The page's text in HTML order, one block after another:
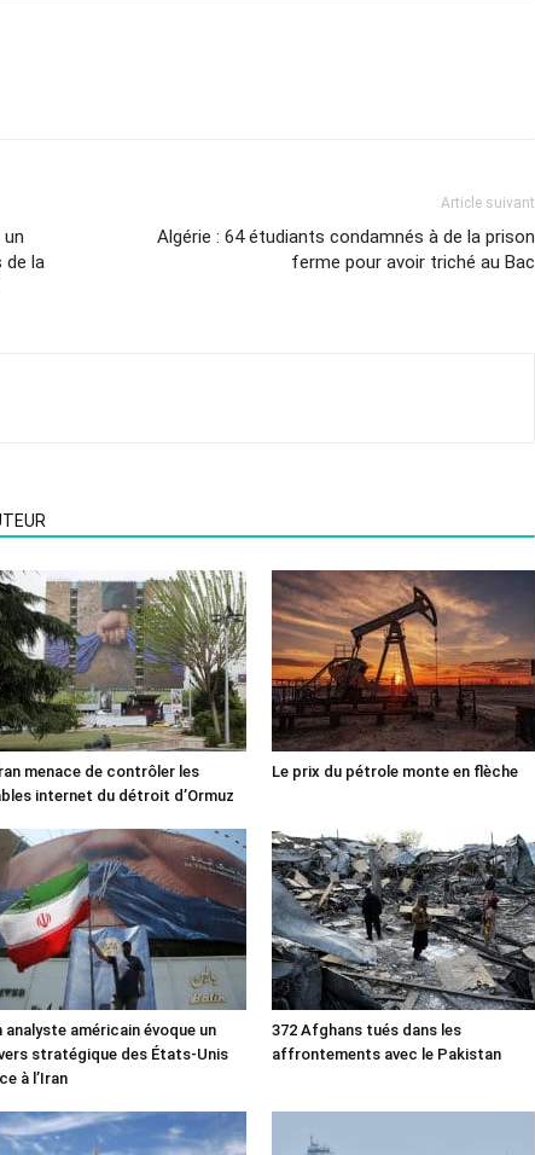
de la
Article suivant
Algérie : 64 étudiants condamnés à de la prison
ferme pour avoir triché au Bac
menace de contrôler les
internet du détroit d’Ormuz
Le prix du pétrole monte en flèche
analyste américain évoque un
stratégique des États-Unis
à l’Iran
372 Afghans tués dans les
affrontements avec le Pakistan